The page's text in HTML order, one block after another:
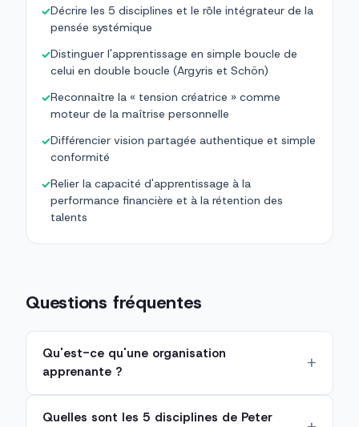
✓Décrire les 5 disciplines et le rôle intégrateur de la
pensée systémique
✓Distinguer l'apprentissage en simple boucle de
celui en double boucle (Argyris et Schön)
✓Reconnaître la « tension créatrice » comme
moteur de la maîtrise personnelle
✓Différencier vision partagée authentique et simple
conformité
✓Relier la capacité d'apprentissage à la
performance financière et à la rétention des
talents
Questions fréquentes
Qu'est-ce qu'une organisation
apprenante ?
Quelles sont les 5 disciplines de Peter